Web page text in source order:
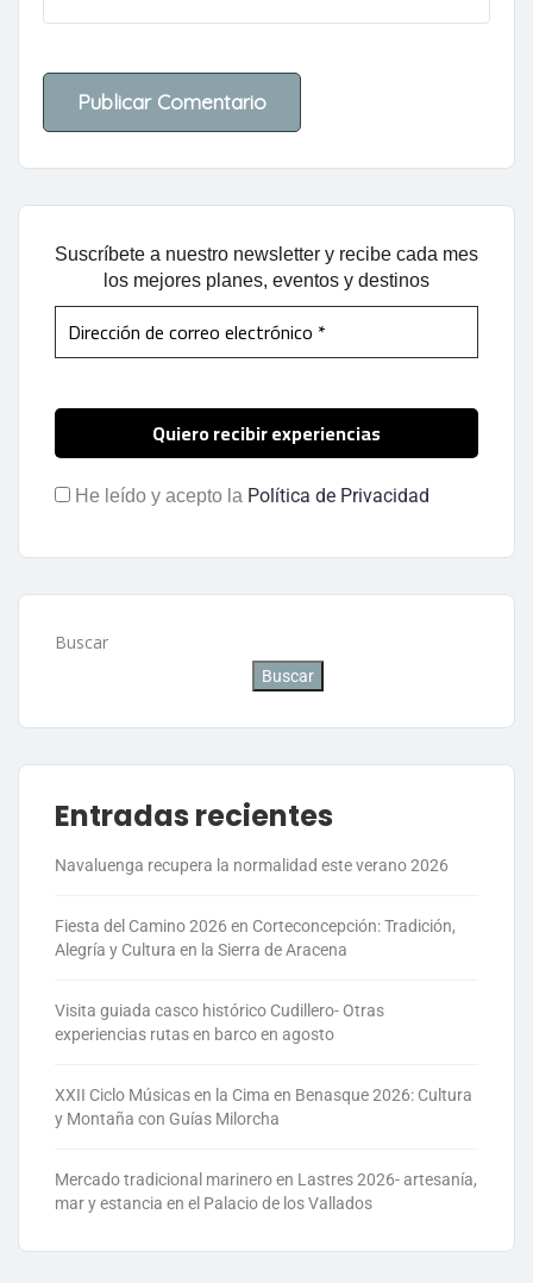
Suscríbete a nuestro newsletter y recibe cada mes
los mejores planes, eventos y destinos
He leído y acepto la Política de Privacidad
Buscar
Buscar
Entradas recientes
Navaluenga recupera la normalidad este verano 2026
Fiesta del Camino 2026 en Corteconcepción: Tradición,
Alegría y Cultura en la Sierra de Aracena
Visita guiada casco histórico Cudillero- Otras
experiencias rutas en barco en agosto
XXII Ciclo Músicas en la Cima en Benasque 2026: Cultura
y Montaña con Guías Milorcha
Mercado tradicional marinero en Lastres 2026- artesanía,
mar y estancia en el Palacio de los Vallados